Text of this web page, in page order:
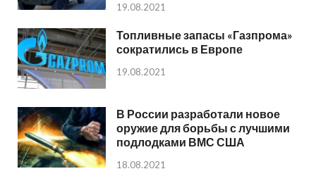
19.08.2021
Топливные запасы «Газпрома»
сократились в Европе
19.08.2021
В России разработали новое
оружие для борьбы с лучшими
подлодками ВМС США
18.08.2021